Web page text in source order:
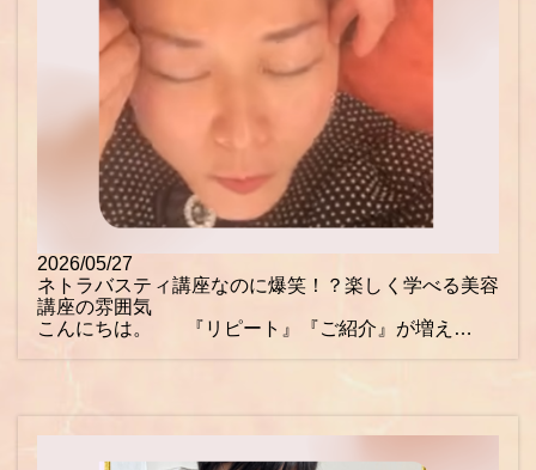
2026/05/27
ネトラバスティ講座なのに爆笑！？楽しく学べる美容
講座の雰囲気
こんにちは。 『リピート』『ご紹介』が増え…